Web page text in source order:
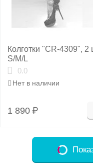
Колготки "CR-4309", 2
S/M/L
0.0
Нет в наличии
1 890 ₽